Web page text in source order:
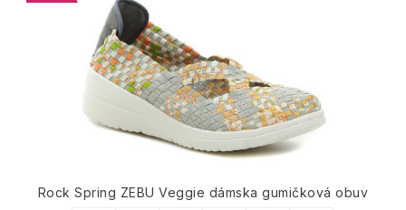
Rock Spring ZEBU Veggie dámska gumičková obuv